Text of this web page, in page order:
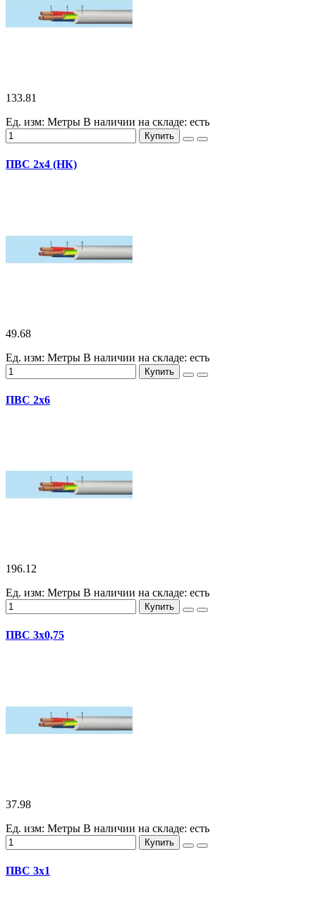
133.81
Ед. изм: Метры В наличии на складе: есть
Купить
ПВС 2х4 (НК)
49.68
Ед. изм: Метры В наличии на складе: есть
Купить
ПВС 2х6
196.12
Ед. изм: Метры В наличии на складе: есть
Купить
ПВС 3х0,75
37.98
Ед. изм: Метры В наличии на складе: есть
Купить
ПВС 3х1